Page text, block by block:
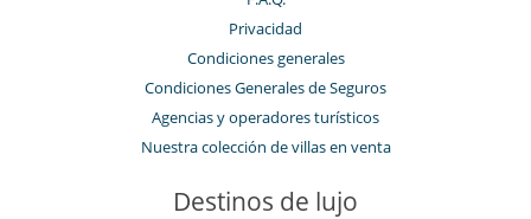
Privacidad
Condiciones generales
Condiciones Generales de Seguros
Agencias y operadores turísticos
Nuestra colección de villas en venta
Destinos de lujo